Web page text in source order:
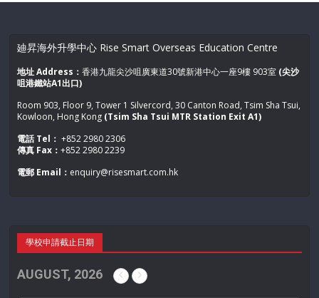
廸昇海外升學中心 Rise Smart Overseas Education Centre
地址 Address：香港九龍尖沙咀廣東道30號新港中心一座9樓 903室 (尖沙
咀港鐵站A1出口)
Room 903, Floor 9, Tower 1 Silvercord, 30 Canton Road, Tsim Sha Tsui,
Kowloon, Hong Kong (Tsim Sha Tsui MTR Station Exit A1)
電話 Tel： +852 2980 2306
傳真 Fax：+852 2980 2239
電郵 Email： enquiry@risesmart.com.hk
學校申請截止日期
AUGUST, 2026